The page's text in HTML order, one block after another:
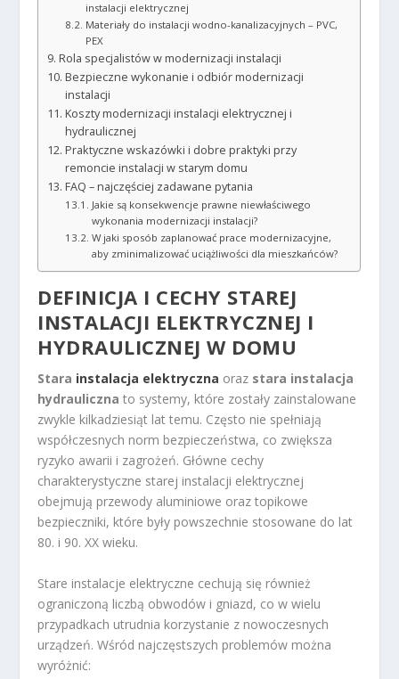
instalacji elektrycznej
Materiały do instalacji wodno-kanalizacyjnych – PVC,
PEX
Rola specjalistów w modernizacji instalacji
Bezpieczne wykonanie i odbiór modernizacji
instalacji
Koszty modernizacji instalacji elektrycznej i
hydraulicznej
Praktyczne wskazówki i dobre praktyki przy
remoncie instalacji w starym domu
FAQ – najczęściej zadawane pytania
Jakie są konsekwencje prawne niewłaściwego
wykonania modernizacji instalacji?
W jaki sposób zaplanować prace modernizacyjne,
aby zminimalizować uciążliwości dla mieszkańców?
DEFINICJA I CECHY STAREJ
INSTALACJI ELEKTRYCZNEJ I
HYDRAULICZNEJ W DOMU
Stara instalacja elektryczna oraz stara instalacja
hydrauliczna to systemy, które zostały zainstalowane
zwykle kilkadziesiąt lat temu. Często nie spełniają
współczesnych norm bezpieczeństwa, co zwiększa
ryzyko awarii i zagrożeń. Główne cechy
charakterystyczne starej instalacji elektrycznej
obejmują przewody aluminiowe oraz topikowe
bezpieczniki, które były powszechnie stosowane do lat
80. i 90. XX wieku.
Stare instalacje elektryczne cechują się również
ograniczoną liczbą obwodów i gniazd, co w wielu
przypadkach utrudnia korzystanie z nowoczesnych
urządzeń. Wśród najczęstszych problemów można
wyróżnić: